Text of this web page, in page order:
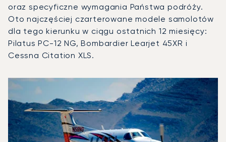
oraz specyficzne wymagania Państwa podróży.
Oto najczęściej czarterowane modele samolotów
dla tego kierunku w ciągu ostatnich 12 miesięcy:
Pilatus PC-12 NG, Bombardier Learjet 45XR i
Cessna Citation XLS.
Zdjęcie samolotu
Model samolotuOperacje lotnicze w
Miejsca
Prędkość (km/h)
Prędkość (węzły)
Zasięg (km)
Zasięg (NM)